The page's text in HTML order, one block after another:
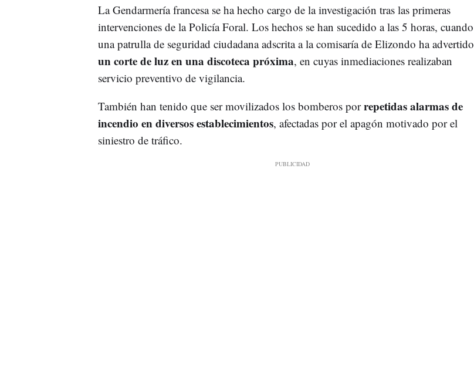
La Gendarmería francesa se ha hecho cargo de la investigación tras las primeras
intervenciones de la Policía Foral. Los hechos se han sucedido a las 5 horas, cuando
una patrulla de seguridad ciudadana adscrita a la comisaría de Elizondo ha advertido
un corte de luz en una discoteca próxima, en cuyas inmediaciones realizaban
servicio preventivo de vigilancia.
También han tenido que ser movilizados los bomberos porrepetidas alarmas de
incendio en diversos establecimientos, afectadas por el apagón motivado por el
siniestro de tráfico.